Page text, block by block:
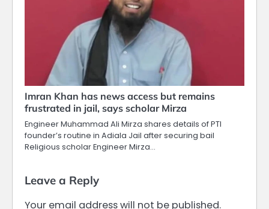
Imran Khan has news access but remains
frustrated in jail, says scholar Mirza
Engineer Muhammad Ali Mirza shares details of PTI
founder’s routine in Adiala Jail after securing bail
Religious scholar Engineer Mirza…
Leave a Reply
Your email address will not be published.